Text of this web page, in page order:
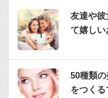
友達や彼
て嬉しい
50種類
をつく